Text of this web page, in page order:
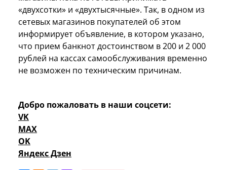
«двухсотки» и «двухтысячные». Так, в одном из
сетевых магазинов покупателей об этом
информирует объявление, в котором указано,
что прием банкнот достоинством в 200 и 2 000
рублей на кассах самообслуживания временно
не возможен по техническим причинам.
Добро пожаловать в наши соцсети:
VK
MAX
OK
Яндекс Дзен